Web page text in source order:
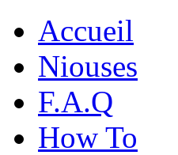
Accueil
Niouses
F.A.Q
How To